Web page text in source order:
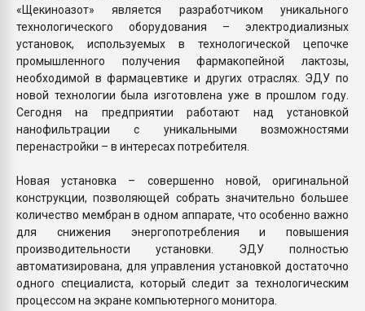
«Щекиноазот» является разработчиком уникального
технологического оборудования – электродиализных
установок, используемых в технологической цепочке
промышленного получения фармакопейной лактозы,
необходимой в фармацевтике и других отраслях. ЭДУ по
новой технологии была изготовлена уже в прошлом году.
Сегодня на предприятии работают над установкой
нанофильтрации с уникальными возможностями
перенастройки – в интересах потребителя.
Новая установка – совершенно новой, оригинальной
конструкции, позволяющей собрать значительно большее
количество мембран в одном аппарате, что особенно важно
для снижения энергопотребления и повышения
производительности установки. ЭДУ полностью
автоматизирована, для управления установкой достаточно
одного специалиста, который следит за технологическим
процессом на экране компьютерного монитора.